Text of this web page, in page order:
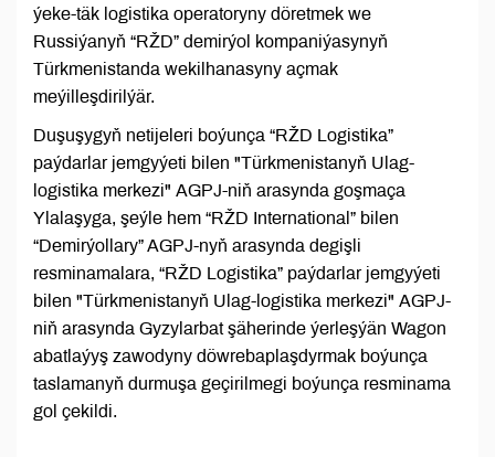
ýeke-täk logistika operatoryny döretmek we
Russiýanyň “RŽD” demirýol kompaniýasynyň
Türkmenistanda wekilhanasyny açmak
meýilleşdirilýär.
Duşuşygyň netijeleri boýunça “RŽD Logistika”
paýdarlar jemgyýeti bilen "Türkmenistanyň Ulag-
logistika merkezi" AGPJ-niň arasynda goşmaça
Ylalaşyga, şeýle hem “RŽD International” bilen
“Demirýollary” AGPJ-nyň arasynda degişli
resminamalara, “RŽD Logistika” paýdarlar jemgyýeti
bilen "Türkmenistanyň Ulag-logistika merkezi" AGPJ-
niň arasynda Gyzylarbat şäherinde ýerleşýän Wagon
abatlaýyş zawodyny döwrebaplaşdyrmak boýunça
taslamanyň durmuşa geçirilmegi boýunça resminama
gol çekildi.